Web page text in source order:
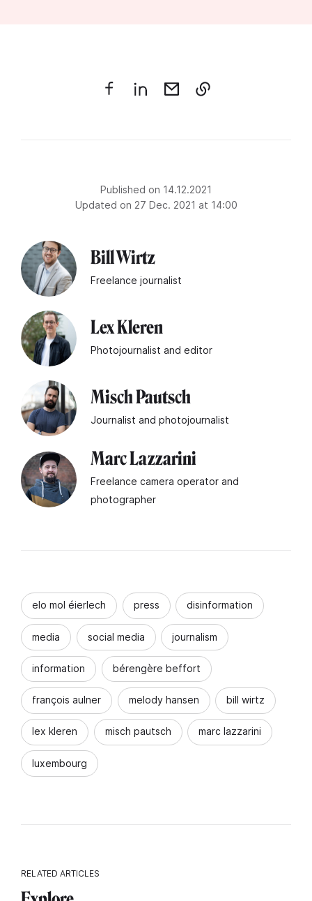
Published on 14.12.2021
Updated on 27 Dec. 2021 at 14:00
Bill Wirtz
Freelance journalist
Lex Kleren
Photojournalist and editor
Misch Pautsch
Journalist and photojournalist
Marc Lazzarini
Freelance camera operator and
photographer
elo mol éierlech press disinformation
media social media journalism
information bérengère beffort
françois aulner melody hansen bill wirtz
lex kleren misch pautsch marc lazzarini
luxembourg
RELATED ARTICLES